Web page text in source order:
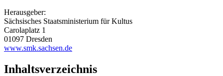
Herausgeber:
Sächsisches Staatsministerium für Kultus
Carolaplatz 1
01097 Dresden
www.smk.sachsen.de
Inhaltsverzeichnis